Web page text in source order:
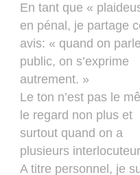
En tant que «
en pénal, je partage
avis: « quand on
public, on s’exprime
autrement. »
Le ton n’est pas le
le regard non plus et
surtout quand on a
plusieurs
A titre personnel, je